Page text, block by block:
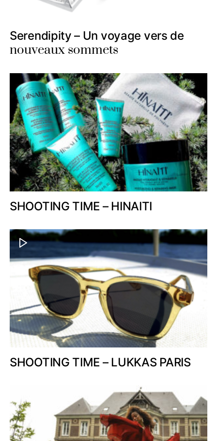
Serendipity – Un voyage vers de
nouveaux sommets
SHOOTING TIME – HINAITI
SHOOTING TIME – LUKKAS PARIS